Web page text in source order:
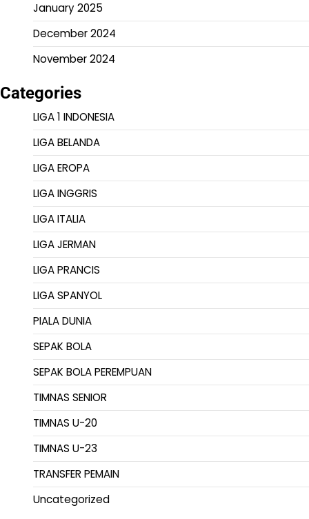
January 2025
December 2024
November 2024
Categories
LIGA 1 INDONESIA
LIGA BELANDA
LIGA EROPA
LIGA INGGRIS
LIGA ITALIA
LIGA JERMAN
LIGA PRANCIS
LIGA SPANYOL
PIALA DUNIA
SEPAK BOLA
SEPAK BOLA PEREMPUAN
TIMNAS SENIOR
TIMNAS U-20
TIMNAS U-23
TRANSFER PEMAIN
Uncategorized